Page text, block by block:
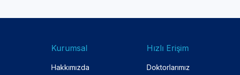
Kurumsal
Hakkımızda
Hızlı Erişim
Doktorlarımız